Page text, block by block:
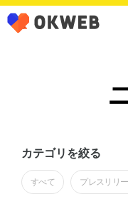
カテゴリを絞る
すべて プレスリリ